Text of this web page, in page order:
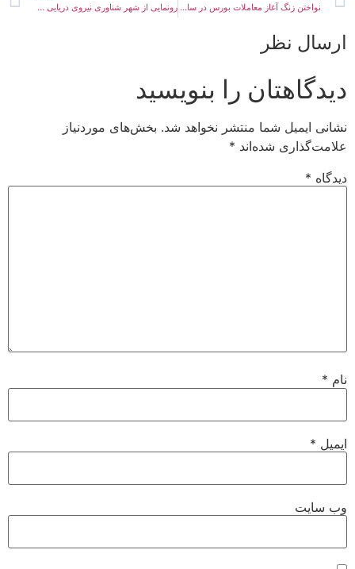
نواختن زنگ آغاز معاملات بورس در سال جدید رونمایی از شهر شناوری نیروی دریایی سپاه
ارسال نظر
دیدگاهتان را بنویسید
نشانی ایمیل شما منتشر نخواهد شد. بخش‌های موردنیاز
علامت‌گذاری شده‌اند *
دیدگاه *
نام *
ایمیل *
وب‌ سایت